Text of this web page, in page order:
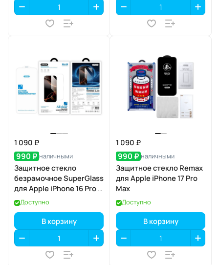
1 090 ₽
990 ₽ наличными
Защитное стекло
безрамочное SuperGlass
для Apple iPhone 16 Pro /
17 / 17 Pro
Доступно
В корзину
1 090 ₽
990 ₽ наличными
Защитное стекло Remax
для Apple iPhone 17 Pro
Max
Доступно
В корзину